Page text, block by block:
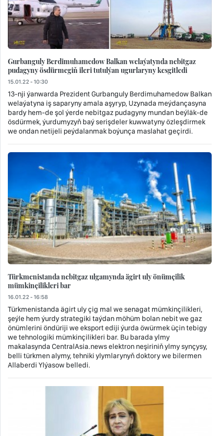
Gurbanguly Berdimuhamedow Balkan welaýatynda nebitgaz
pudagyny ösdürmegiň ileri tutulýan ugurlaryny kesgitledi
15.01.22 - 10:30
13-nji ýanwarda Prezident Gurbanguly Berdimuhamedow Balkan
welaýatyna iş saparyny amala aşyryp, Uzynada meýdançasyna
bardy hem-de şol ýerde nebitgaz pudagyny mundan beýläk-de
ösdürmek, ýurdumyzyň baý serişdeler kuwwatyny özleşdirmek
we ondan netijeli peýdalanmak boýunça maslahat geçirdi.
Türkmenistanda nebitgaz ulgamynda ägirt uly önümçilik
mümkinçilikleri bar
16.01.22 - 16:58
Türkmenistanda ägirt uly çig mal we senagat mümkinçilikleri,
şeýle hem ýurdy strategiki taýdan möhüm bolan nebit we gaz
önümlerini öndüriji we eksport ediji ýurda öwürmek üçin tebigy
we tehnologiki mümkinçilikleri bar. Bu barada ylmy
makalasynda CentralAsia.news elektron neşiriniň ylmy synçysy,
belli türkmen alymy, tehniki ylymlarynyň doktory we bilermen
Allaberdi Ylýasow belledi.